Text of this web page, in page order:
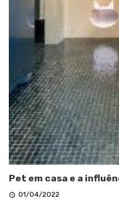
Pet em casa e a
01/04/2022